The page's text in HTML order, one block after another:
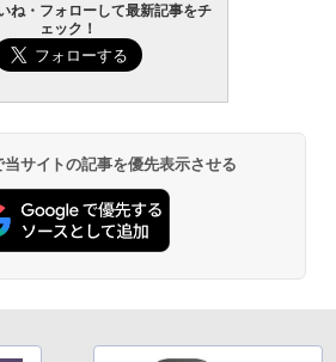
ね・フォローして最新記事をチ
ェック！
サイトの記事を優先表示させる